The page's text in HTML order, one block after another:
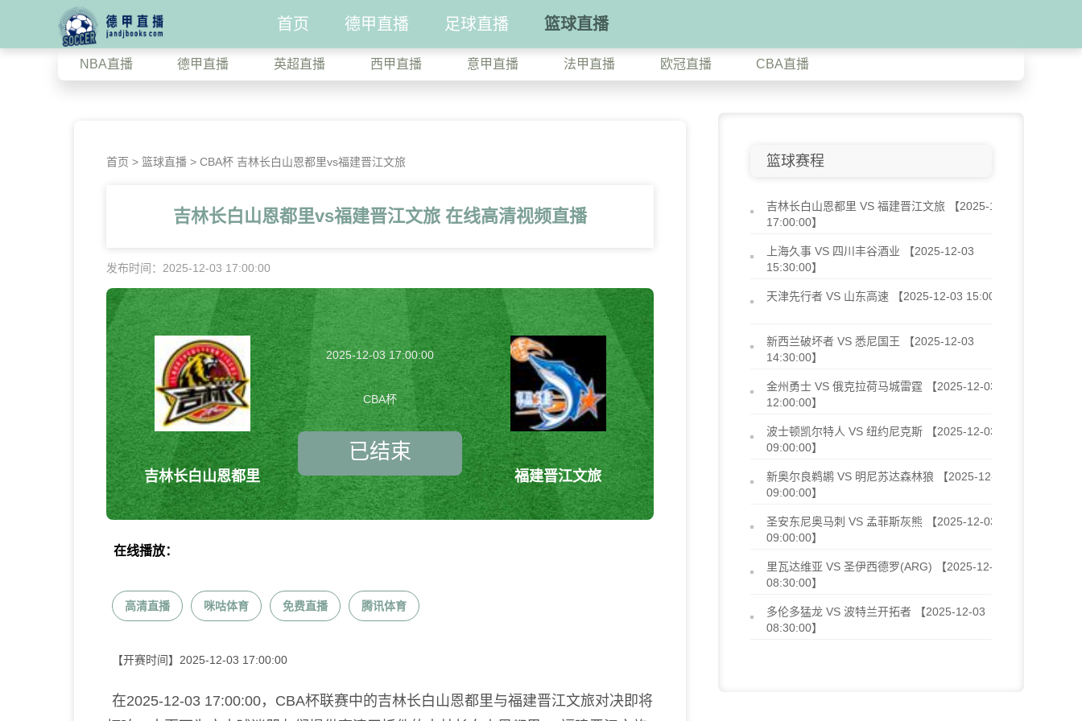
首页 德甲直播 足球直播 篮球直播
NBA直播 德甲直播 英超直播 西甲直播 意甲直播 法甲直播 欧冠直播 CBA直播
首页 > 篮球直播 > CBA杯 吉林长白山恩都里vs福建晋江文旅
吉林长白山恩都里vs福建晋江文旅 在线高清视频直播
发布时间：2025-12-03 17:00:00
吉林长白山恩都里
2025-12-03 17:00:00
CBA杯
已结束
福建晋江文旅
在线播放：
高清直播 咪咕体育 免费直播 腾讯体育
【开赛时间】 2025-12-03 17:00:00
在2025-12-03 17:00:00，CBA杯联赛中的吉林长白山恩都里与福建晋江文旅对决即将
篮球赛程
吉林长白山恩都里 VS 福建晋江文旅 【2025-12-03
17:00:00】
上海久事 VS 四川丰谷酒业 【2025-12-03
15:30:00】
天津先行者 VS 山东高速 【2025-12-03 15:00:00】
新西兰破坏者 VS 悉尼国王 【2025-12-03
14:30:00】
金州勇士 VS 俄克拉荷马城雷霆 【2025-12-03
12:00:00】
波士顿凯尔特人 VS 纽约尼克斯 【2025-12-03
09:00:00】
新奥尔良鹈鹕 VS 明尼苏达森林狼 【2025-12-03
09:00:00】
圣安东尼奥马刺 VS 孟菲斯灰熊 【2025-12-03
09:00:00】
里瓦达维亚 VS 圣伊西德罗(ARG) 【2025-12-03
08:30:00】
多伦多猛龙 VS 波特兰开拓者 【2025-12-03
08:30:00】